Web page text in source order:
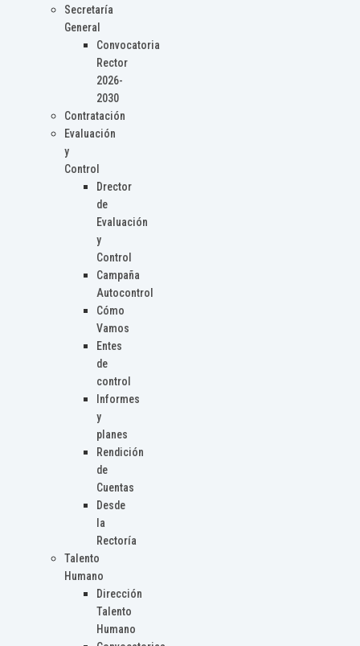
Secretaría
General
Convocatoria
Rector
2026-
2030
Contratación
Evaluación
y
Control
Drector
de
Evaluación
y
Control
Campaña
Autocontrol
Cómo
Vamos
Entes
de
control
Informes
y
planes
Rendición
de
Cuentas
Desde
la
Rectoría
Talento
Humano
Dirección
Talento
Humano